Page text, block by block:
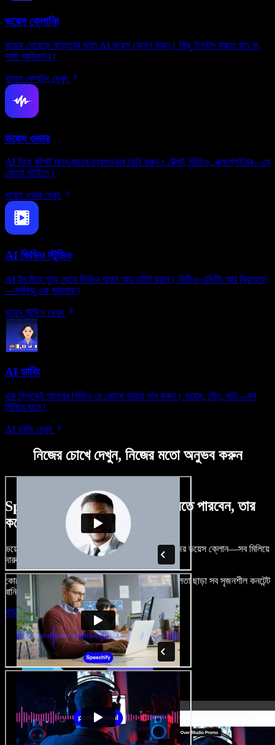
ভয়েস ক্লোনিং
কয়েক সেকেন্ডে বাস্তবের মতো AI ভয়েস ক্লোন করুন। কিছু ইনস্টল করতে হবে না,
সবই ব্রাউজারে।
ভয়েস ক্লোনিং দেখুন
ভয়েস ওভার
AI দিয়ে ঝটপট মানব-মানের ভয়েসওভার তৈরি করুন। টেক্সট, ভিডিও, এক্সপ্লেইনার—যে
কোনো স্টাইলে।
ভয়েস ওভার দেখুন
AI ভিডিও স্টুডিও
AI টুল দিয়ে শূন্য থেকে ভিডিও বানান আর এডিট করুন। ভিডিও এডিটিং আর ক্রিয়েশন
—সবকিছু এক জায়গায়।
ভয়েস স্টুডিও দেখুন
AI ডাবিং
এক ক্লিকেই আপনার ভিডিও যে কোনো ভাষায় ডাব করুন। ভয়েস, টোন, গতি—সব
মিলিয়ে যাবে।
AI ডাবিং দেখুন
নিজের চোখে দেখুন, নিজের মতো অনুভব করুন
Speechify Studio দিয়ে কী কী করতে পারবেন, তার
কয়েকটা উদাহরণ দেখুন
ভয়েসওভার, রয়্যালটি-ফ্রি ছবি, অডিও, ভিডিও যোগ, নিজের ভয়েস ক্লোন—সব মিলিয়ে
দারুণ মনে রাখার মতো অডিও-ভিডিও প্রজেক্ট বানান।
কোনো শেখার ঝামেলা নেই, শুধু ব্রাউজারে খুলুন—আর দুর্বলতা ছাড়া সব সৃজনশীল কনটেন্ট
বানিয়ে ফেলুন।
স্টুডিও চালু করুন